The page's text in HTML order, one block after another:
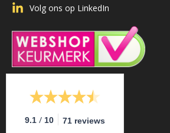
Volg ons op LinkedIn
9.1 / 10 71 reviews